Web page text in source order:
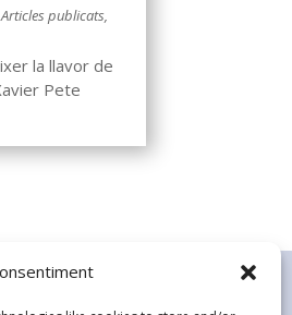
Articles publicats,
la llavor de
Pete